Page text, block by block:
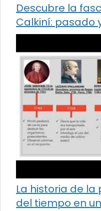
Descubre la
Calkiní: pasado
La historia de
del tiempo en